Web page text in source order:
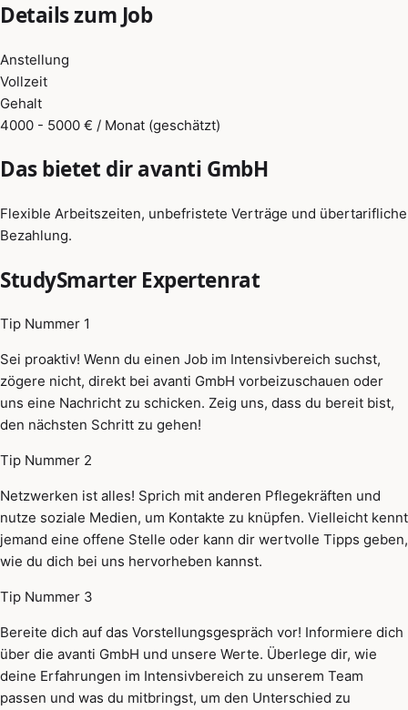
Details zum Job
Anstellung
Vollzeit
Gehalt
4000 - 5000 € / Monat (geschätzt)
Das bietet dir avanti GmbH
Flexible Arbeitszeiten, unbefristete Verträge und übertarifliche
Bezahlung.
StudySmarter Expertenrat
Tip Nummer 1
Sei proaktiv! Wenn du einen Job im Intensivbereich suchst,
zögere nicht, direkt bei avanti GmbH vorbeizuschauen oder
uns eine Nachricht zu schicken. Zeig uns, dass du bereit bist,
den nächsten Schritt zu gehen!
Tip Nummer 2
Netzwerken ist alles! Sprich mit anderen Pflegekräften und
nutze soziale Medien, um Kontakte zu knüpfen. Vielleicht kennt
jemand eine offene Stelle oder kann dir wertvolle Tipps geben,
wie du dich bei uns hervorheben kannst.
Tip Nummer 3
Bereite dich auf das Vorstellungsgespräch vor! Informiere dich
über die avanti GmbH und unsere Werte. Überlege dir, wie
deine Erfahrungen im Intensivbereich zu unserem Team
passen und was du mitbringst, um den Unterschied zu